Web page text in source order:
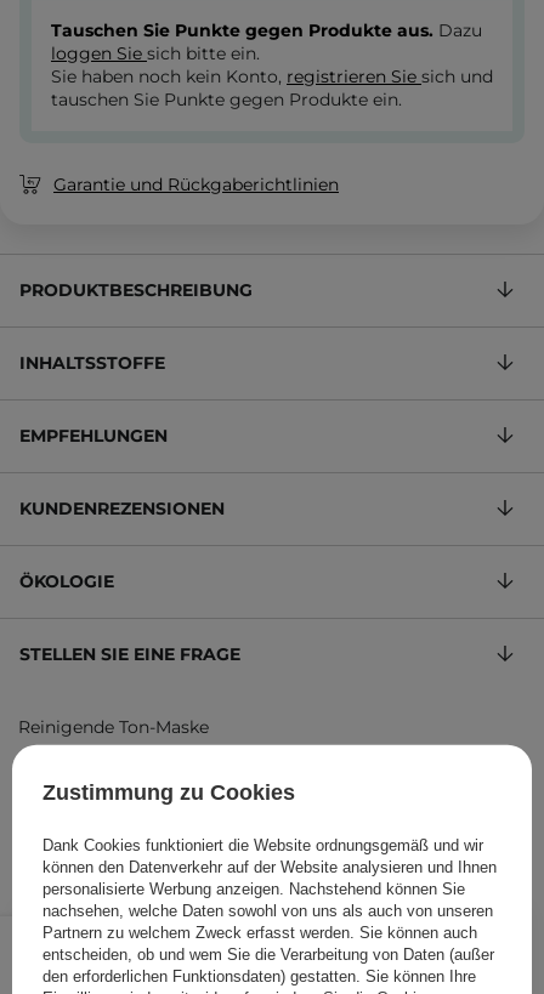
13,95 € /Stk.
IN DEN WARENKORB
Tauschen Sie Punkte gegen Produkte aus. Dazu
loggen Sie sich bitte ein.
Sie haben noch kein Konto, registrieren Sie sich und
tauschen Sie Punkte gegen Produkte ein.
Garantie und Rückgaberichtlinien
PRODUKTBESCHREIBUNG
INHALTSSTOFFE
EMPFEHLUNGEN
KUNDENREZENSIONEN
ÖKOLOGIE
STELLEN SIE EINE FRAGE
Reinigende Ton-Maske
Produktcode: 15486
Zustimmung zu Cookies
Dank Cookies funktioniert die Website ordnungsgemäß und wir
können den Datenverkehr auf der Website analysieren und Ihnen
personalisierte Werbung anzeigen. Nachstehend können Sie
nachsehen, welche Daten sowohl von uns als auch von unseren
Partnern zu welchem Zweck erfasst werden. Sie können auch
entscheiden, ob und wem Sie die Verarbeitung von Daten (außer
den erforderlichen Funktionsdaten) gestatten. Sie können Ihre